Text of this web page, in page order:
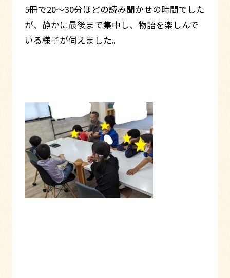
5冊で20～30分ほどの読み聞かせの時間でした
が、静かに最後まで集中し、物語を楽しんで
いる様子が伺えました。